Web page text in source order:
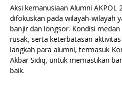
Aksi kemanusiaan Alumni AKPOL
difokuskan pada wilayah-wilayah
banjir dan longsor. Kondisi
rusak, serta keterbatasan
langkah para alumni, termasuk
Akbar Sidiq, untuk memastikan
baik.